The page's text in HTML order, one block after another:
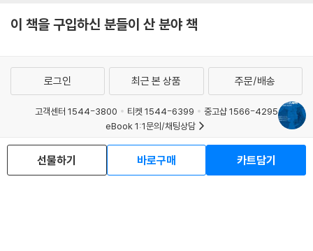
이 책을 구입하신 분들이 산 분야 책
선물하기 바로구매 카트담기
로그인 최근 본 상품 주문/배송
고객센터 1544-3800 티켓 1544-6399
중고샵 1566-4295
eBook 1:1문의/채팅상담
예스이십사(주) 사업자 정보
이용약관
개인정보처리방침
청소년보호정책